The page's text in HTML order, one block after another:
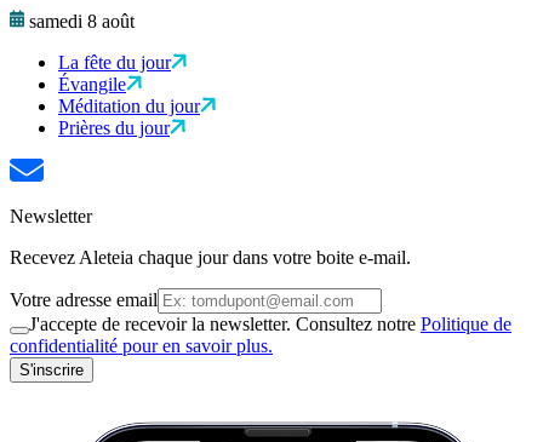
samedi 8 août
La fête du jour
Évangile
Méditation du jour
Prières du jour
Newsletter
Recevez Aleteia chaque jour dans votre boite e-mail.
Votre adresse email
J'accepte de recevoir la newsletter. Consultez notre Politique de
confidentialité pour en savoir plus.
S'inscrire